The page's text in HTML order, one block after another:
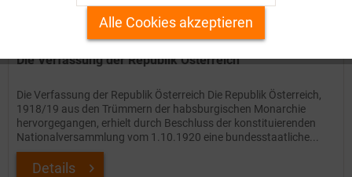
Die Verfassung der Republik Österreich
Die Verfassung der Republik Österreich Die Republik Österreich,
1918/19 aus den Trümmern der habsburgischen Monarchie
hervorgegangen, erhielt durch Beschluss der konstituierenden
Nationalversammlung vom 1.10.1920 eine bundesstaatliche...
Details
Personalisierung Inaktiv
Service
Alle Cookies akzeptieren